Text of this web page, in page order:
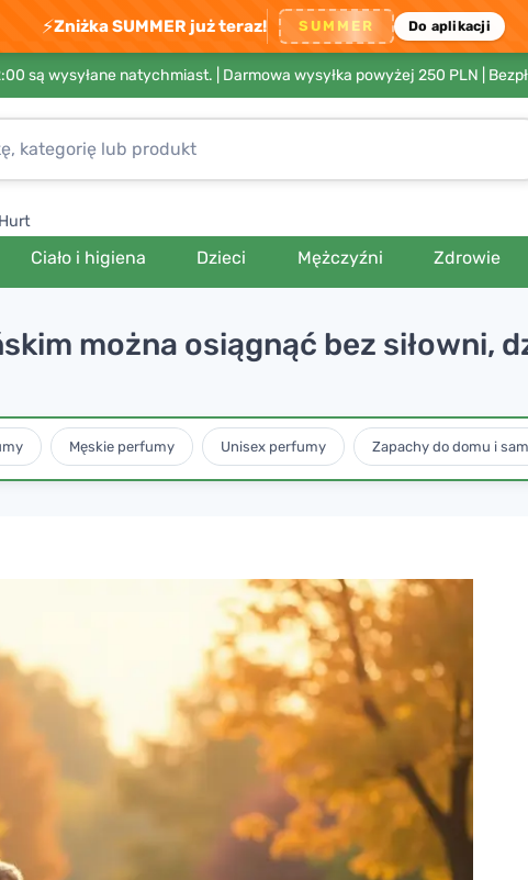
⚡Zniżka SUMMER już teraz! SUMMER Do aplikacji
są wysyłane natychmiast. | Darmowa wysyłka powyżej 250 PLN |
Hurt
Ciało i higiena Dzieci Mężczyźni Zdrowie
można osiągnąć bez siłowni,
Męskie perfumy Unisex perfumy Zapachy do domu i